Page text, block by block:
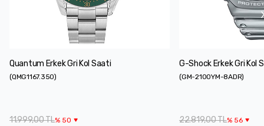
Quantum Erkek Gri Kol Saati
(QMG1167.350)
11.999,00 TL% 50
G-Shock Erkek Gri Kol
(GM-2100YM-8ADR)
22.819,00 TL% 56